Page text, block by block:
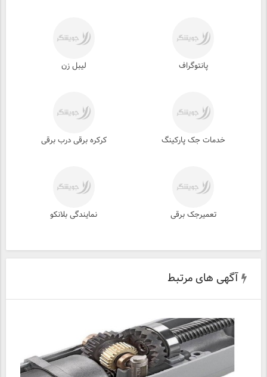
پانتوگراف لیبل زن
خدمات جک پارکینگ کرکره برقی درب برقی
تعمیرجک برقی نمایندگی بلانکو
آگهی های مرتبط